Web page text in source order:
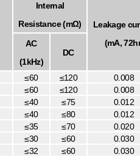
Internal
Resistance (mΩ)
Leakage
(mA,
AC
(1kHz)
DC
≤60 ≤120 0.008
≤60 ≤120 0.008
≤40 ≤75 0.012
≤40 ≤80 0.012
≤35 ≤70 0.020
≤30 ≤60 0.030
≤32 ≤60 0.030